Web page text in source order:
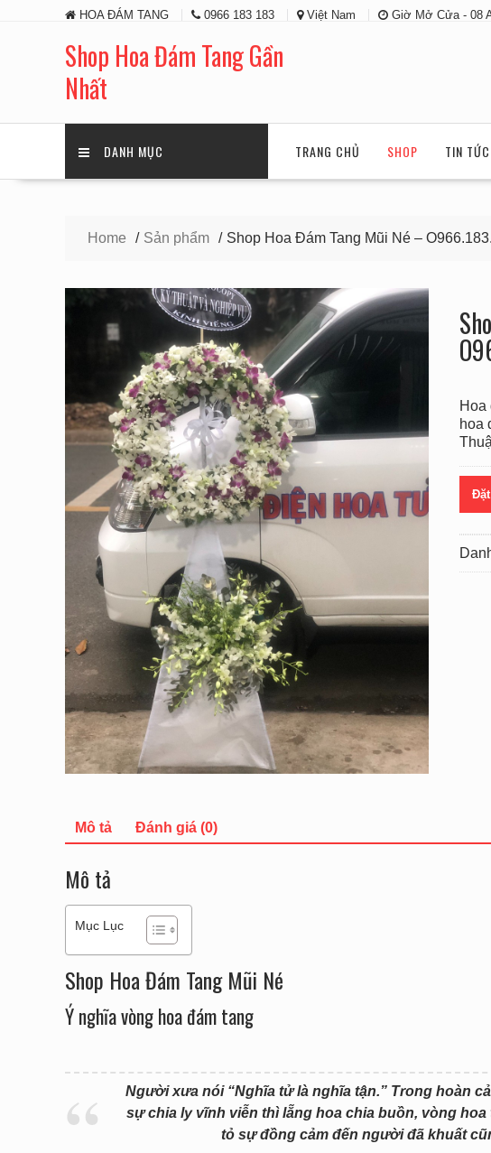
HOA ĐÁM TANG 0966 183 183 Việt Nam Giờ Mở Cửa - 08
Shop Hoa Đám Tang Gần
Nhất
DANH MỤC TRANG CHỦ SHOP TIN TỨC
Home Sản phẩm Shop Hoa Đám Tang Mũi Né –
Hoa
hoa
Mô tả Đánh giá (0)
Mô tả
Mục Lục
Shop Hoa Đám Tang Mũi Né
Ý nghĩa vòng hoa đám tang
Người xưa nói “Nghĩa tử là nghĩa tận.” Trong hoàn
sự chia ly vĩnh viễn thì lẵng hoa chia buồn, vòng
tỏ sự đồng cảm đến người đã khuất